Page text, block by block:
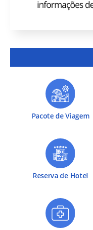
Pacote de Viagem
Reserva de Hotel